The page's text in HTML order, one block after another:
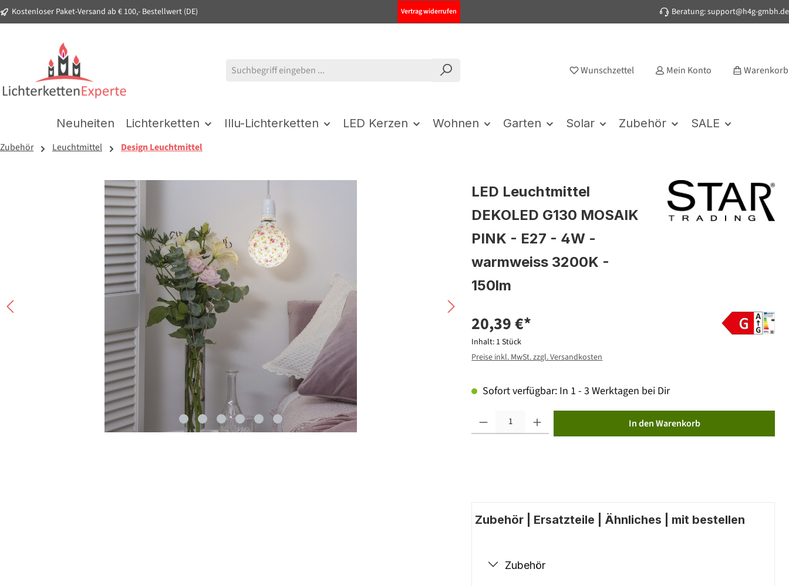
Zur Hauptnavigation springen
Kostenloser Paket-Versand ab € 100,- Bestellwert (DE) Vertrag widerrufen Beratung: support@h4g-gmbh.de
Wunschzettel Mein Konto Warenkorb
Neuheiten Lichterketten Illu-Lichterketten LED Kerzen Wohnen Garten Solar Zubehör SALE
Zubehör Leuchtmittel Design Leuchtmittel
Bildergalerie überspringen
LED Leuchtmittel
DEKOLED G130 MOSAIK
PINK - E27 - 4W -
warmweiss 3200K -
150lm
20,39 €*
Inhalt: 1 Stück
Preise inkl. MwSt. zzgl. Versandkosten
Sofort verfügbar: In 1 - 3 Werktagen bei Dir
In den Warenkorb
Zubehör | Ersatzteile | Ähnliches | mit bestellen
Zubehör